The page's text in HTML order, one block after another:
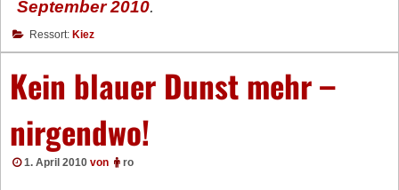
September 2010.
Ressort: Kiez
Kein blauer Dunst mehr –
nirgendwo!
1. April 2010 von ro